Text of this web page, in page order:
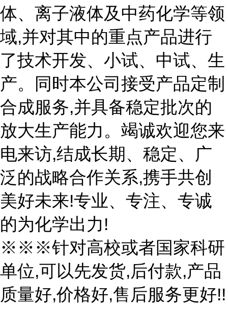
体、离子液体及中药化学等领
域,并对其中的重点产品进行
了技术开发、小试、中试、生
产。同时本公司接受产品定制
合成服务,并具备稳定批次的
放大生产能力。竭诚欢迎您来
电来访,结成长期、稳定、广
泛的战略合作关系,携手共创
美好未来!专业、专注、专诚
的为化学出力!
※※※针对高校或者国家科研
单位,可以先发货,后付款,产品
质量好,价格好,售后服务更好!!